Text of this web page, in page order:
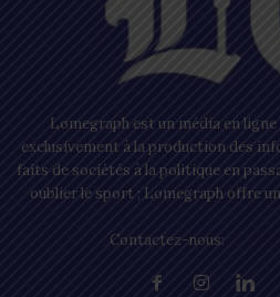
Lomegraph est un média en
exclusivement à la production des
faits de sociétés à la politique en
oublier le sport ; Lomegraph offre
Contactez-nous: